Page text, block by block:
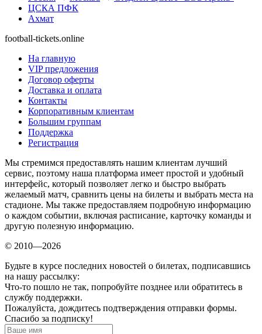
ЦСКА ПФК
Ахмат
football-tickets.online
На главную
VIP предложения
Договор оферты
Доставка и оплата
Контакты
Корпоративным клиентам
Большим группам
Поддержка
Регистрация
Мы стремимся предоставлять нашим клиентам лучший
сервис, поэтому наша платформа имеет простой и удобный
интерфейс, который позволяет легко и быстро выбрать
желаемый матч, сравнить цены на билеты и выбрать места на
стадионе. Мы также предоставляем подробную информацию
о каждом событии, включая расписание, карточку команды и
другую полезную информацию.
© 2010—2026
Будьте в курсе последних новостей о билетах, подписавшись
на нашу рассылку:
Что-то пошло не так, попробуйте позднее или обратитесь в
службу поддержки.
Пожалуйста, дождитесь подтверждения отправки формы.
Спасибо за подписку!